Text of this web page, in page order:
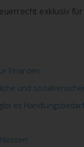
exklusiv
Finanzen
und
es